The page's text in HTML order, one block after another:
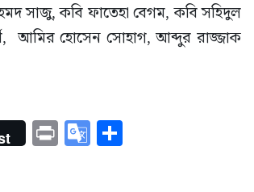
সাজু, কবি ফাতেহা বেগম, কবি সহিদুল
আমির হোসেন সোহাগ, আব্দুর রাজ্জাক
PrintGoogle